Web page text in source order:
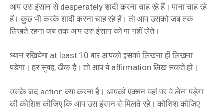
आप उस इंसान से desperately शादी करना चाह रहे हैं। पाना चाह रहे
हैं। कुछ भी करके शादी करना चाह रहे हैं। तो आप उसको जब तक
लिखते रहना जब तक आप उस इंसान को पा नहीं लेते।
ध्यान रखियेगा at least 10 बार आपको इसको लिखना ही लिखना
पड़ेगा। हर सुबह, ठीक है। तो आप ये affirmation लिख सकते हो।
उसके बाद action क्या करना है। आपको एक्शन यहां पर ये लेना पड़ेगा
की कोशिश कीजिए कि आप उस इंसान से मिलते रहे। कोशिश कीजिए